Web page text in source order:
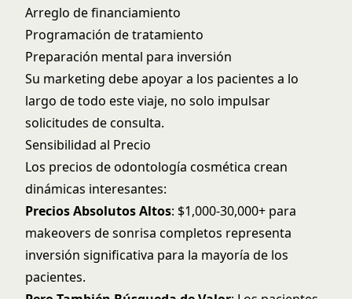
Arreglo de financiamiento
Programación de tratamiento
Preparación mental para inversión
Su marketing debe apoyar a los pacientes a lo
largo de todo este viaje, no solo impulsar
solicitudes de consulta.
Sensibilidad al Precio
Los precios de odontología cosmética crean
dinámicas interesantes:
Precios Absolutos Altos: $1,000-30,000+ para
makeovers de sonrisa completos representa
inversión significativa para la mayoría de los
pacientes.